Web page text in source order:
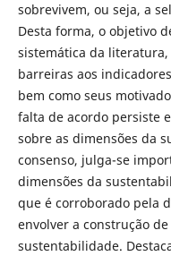
sobrevivem, ou seja, a
Desta forma, o objetivo
sistemática da
barreiras aos
bem como seus
falta de acordo persiste
sobre as dimensões da
consenso, julga-se
dimensões da
que é corroborado pela
envolver a construção
sustentabilidade.